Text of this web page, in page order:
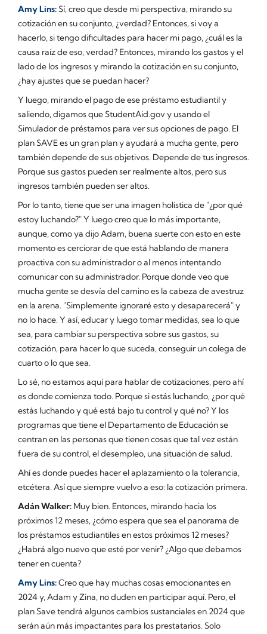
Amy Lins:Sí, creo que desde mi perspectiva, mirando su
cotización en su conjunto, ¿verdad? Entonces, si voy a
hacerlo, si tengo dificultades para hacer mi pago, ¿cuál es la
causa raíz de eso, verdad? Entonces, mirando los gastos y el
lado de los ingresos y mirando la cotización en su conjunto,
¿hay ajustes que se puedan hacer?
Y luego, mirando el pago de ese préstamo estudiantil y
saliendo, digamos que StudentAid.gov y usando el
Simulador de préstamos para ver sus opciones de pago. El
plan SAVE es un gran plan y ayudará a mucha gente, pero
también depende de sus objetivos. Depende de tus ingresos.
Porque sus gastos pueden ser realmente altos, pero sus
ingresos también pueden ser altos.
Por lo tanto, tiene que ser una imagen holística de "¿por qué
estoy luchando?" Y luego creo que lo más importante,
aunque, como ya dijo Adam, buena suerte con esto en este
momento es cerciorar de que está hablando de manera
proactiva con su administrador o al menos intentando
comunicar con su administrador. Porque donde veo que
mucha gente se desvía del camino es la cabeza de avestruz
en la arena. "Simplemente ignoraré esto y desaparecerá" y
no lo hace. Y así, educar y luego tomar medidas, sea lo que
sea, para cambiar su perspectiva sobre sus gastos, su
cotización, para hacer lo que suceda, conseguir un colega de
cuarto o lo que sea.
Lo sé, no estamos aquí para hablar de cotizaciones, pero ahí
es donde comienza todo. Porque si estás luchando, ¿por qué
estás luchando y qué está bajo tu control y qué no? Y los
programas que tiene el Departamento de Educación se
centran en las personas que tienen cosas que tal vez están
fuera de su control, el desempleo, una situación de salud.
Ahí es donde puedes hacer el aplazamiento o la tolerancia,
etcétera. Así que siempre vuelvo a eso: la cotización primera.
Adán Walker: Muy bien. Entonces, mirando hacia los
próximos 12 meses, ¿cómo espera que sea el panorama de
los préstamos estudiantiles en estos próximos 12 meses?
¿Habrá algo nuevo que esté por venir? ¿Algo que debamos
tener en cuenta?
Amy Lins:Creo que hay muchas cosas emocionantes en
2024 y, Adam y Zina, no duden en participar aquí. Pero, el
plan Save tendrá algunos cambios sustanciales en 2024 que
serán aún más impactantes para los prestatarios. Solo